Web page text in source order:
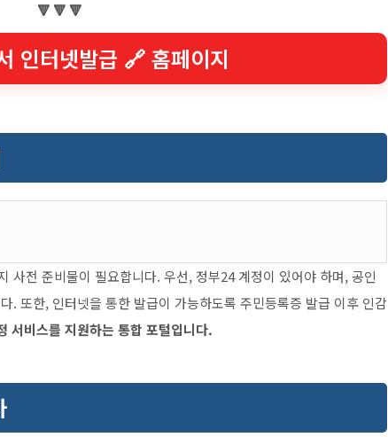
🔻 🔻 🔻
인터넷발급 🔗 홈페이지
사전 준비물이 필요합니다. 우선, 정부24 계정이 있어야 하며, 공인
. 또한, 인터넷을 통한 발급이 가능하도록 주민등록증 발급 이후 인감
서비스를 지원하는 통합 포털입니다.